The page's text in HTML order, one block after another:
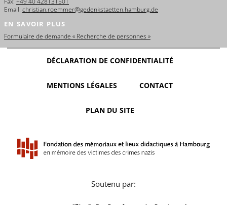
Email: christian.roemmer@gedenkstaetten.hamburg.de
EN SAVOIR PLUS
Formulaire de demande « Recherche de personnes »
DÉCLARATION DE CONFIDENTIALITÉ
MENTIONS LÉGALES CONTACT
PLAN DU SITE
Soutenu par: